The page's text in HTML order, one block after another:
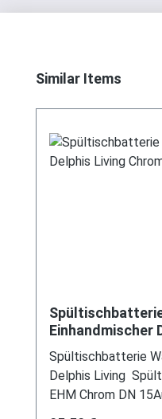
Produktgalerie
Similar Items
Einhandmischer
Spültischbatterie
Delphis Living
EHM Chrom DN